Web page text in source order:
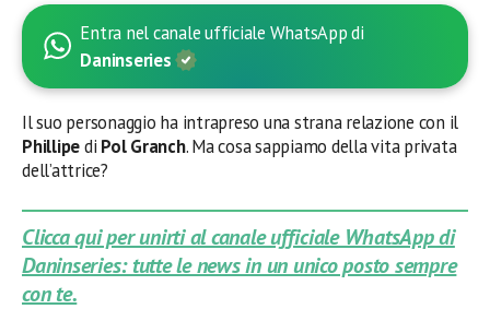
Entra nel canale ufficiale WhatsApp di
Daninseries
Il suo personaggio ha intrapreso una strana relazione con il
Phillipedi Pol Granch. Ma cosa sappiamo della vita privata
dell’attrice?
Clicca qui per unirti al canale ufficiale WhatsApp di
Daninseries: tutte le news in un unico posto sempre
con te.